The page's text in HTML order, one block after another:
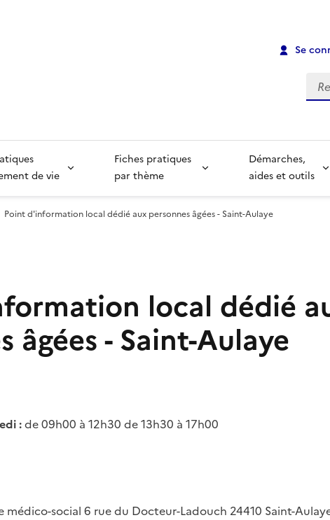
Se
de vie
Fiches pratiques
par thème
Démarches,
aides et outils
Point d'information local dédié aux personnes âgées - Saint-Aulaye
local dédié
âgées - Saint-Aulaye
:de 09h00 à 12h30 de 13h30 à 17h00
médico-social 6 rue du Docteur-Ladouch 24410 Saint-